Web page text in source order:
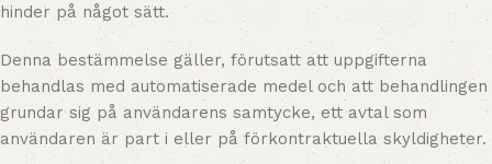
hinder på något sätt.
Denna bestämmelse gäller, förutsatt att uppgifterna
behandlas med automatiserade medel och att behandlingen
grundar sig på användarens samtycke, ett avtal som
användaren är part i eller på förkontraktuella skyldigheter.